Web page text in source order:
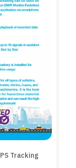
Tracking